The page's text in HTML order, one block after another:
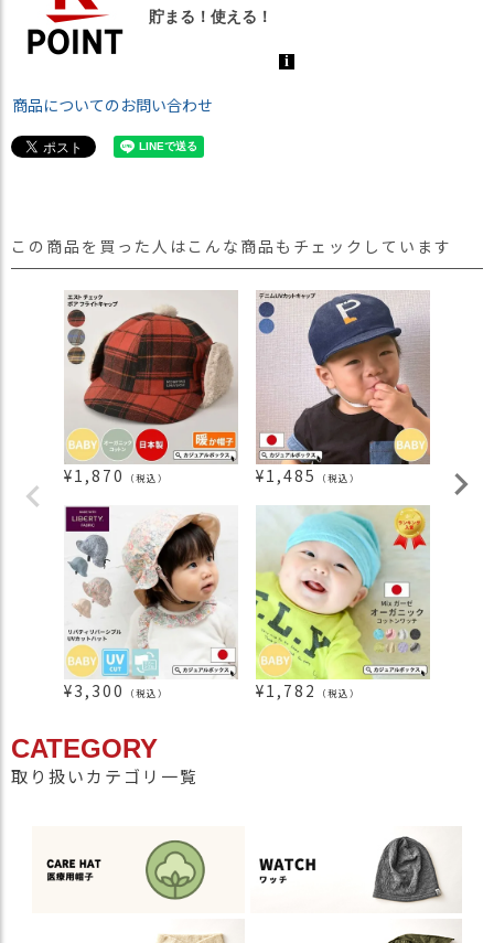
商品についてのお問い合わせ
この商品を買った人はこんな商品もチェックしています
¥1,870 （税込） ¥1,485 （税込） ¥
¥3,300 （税込） ¥1,782 （税込）
CATEGORY
取り扱いカテゴリ一覧